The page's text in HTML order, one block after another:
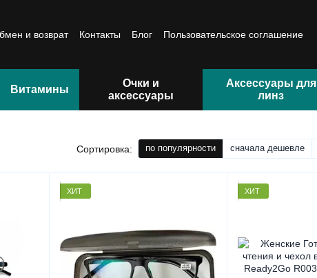
и возврат Контакты Блог
Пользовательское соглашение
Витамины
Очки и
аксессуары
Аксессуары для
линз
Сортировка: по популярности сначала дешевле
ХИТ ХИТ